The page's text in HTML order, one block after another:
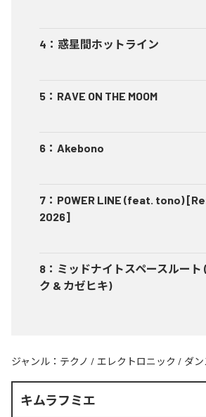
4 ： 惑星間ホットライン
5 ： RAVE ON THE MOOM
6 ： Akebono
7 ： POWER LINE (feat. tono)
2026]
8 ： ミッドナイトスペースルー
ク & カゼヒキ)
ジャンル： テクノ / エレクトロニック / ダン
キムラフミエ